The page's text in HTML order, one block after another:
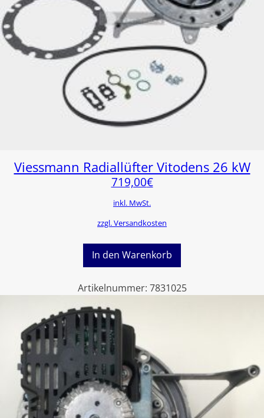
Viessmann Radiallüfter Vitodens 26 kW
719,00€
inkl. MwSt.
zzgl. Versandkosten
In den Warenkorb
Artikelnummer: 7831025